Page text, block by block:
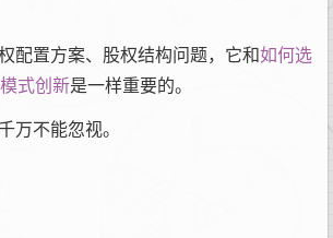
配置方案、股权结构问题，它和如何选
式创新是一样重要的。
万不能忽视。